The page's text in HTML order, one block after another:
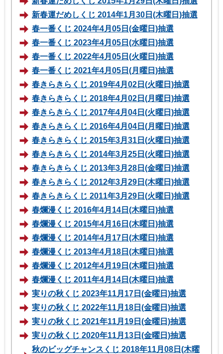
新春運だめしくじ 2014年1月30日(木曜日)抽選
春一番くじ 2024年4月05日(金曜日)抽選
春一番くじ 2023年4月05日(水曜日)抽選
春一番くじ 2022年4月05日(火曜日)抽選
春一番くじ 2021年4月05日(月曜日)抽選
春きらきらくじ 2019年4月02日(火曜日)抽選
春きらきらくじ 2018年4月02日(月曜日)抽選
春きらきらくじ 2017年4月04日(火曜日)抽選
春きらきらくじ 2016年4月04日(月曜日)抽選
春きらきらくじ 2015年3月31日(火曜日)抽選
春きらきらくじ 2014年3月25日(火曜日)抽選
春きらきらくじ 2013年3月28日(金曜日)抽選
春きらきらくじ 2012年3月29日(木曜日)抽選
春きらきらくじ 2011年3月29日(火曜日)抽選
春爛漫くじ 2016年4月14日(木曜日)抽選
春爛漫くじ 2015年4月16日(木曜日)抽選
春爛漫くじ 2014年4月17日(木曜日)抽選
春爛漫くじ 2013年4月18日(木曜日)抽選
春爛漫くじ 2012年4月19日(木曜日)抽選
春爛漫くじ 2011年4月14日(木曜日)抽選
実りの秋くじ 2023年11月17日(金曜日)抽選
実りの秋くじ 2022年11月18日(金曜日)抽選
実りの秋くじ 2021年11月19日(金曜日)抽選
実りの秋くじ 2020年11月13日(金曜日)抽選
秋のビッグチャンスくじ 2018年11月08日(木曜